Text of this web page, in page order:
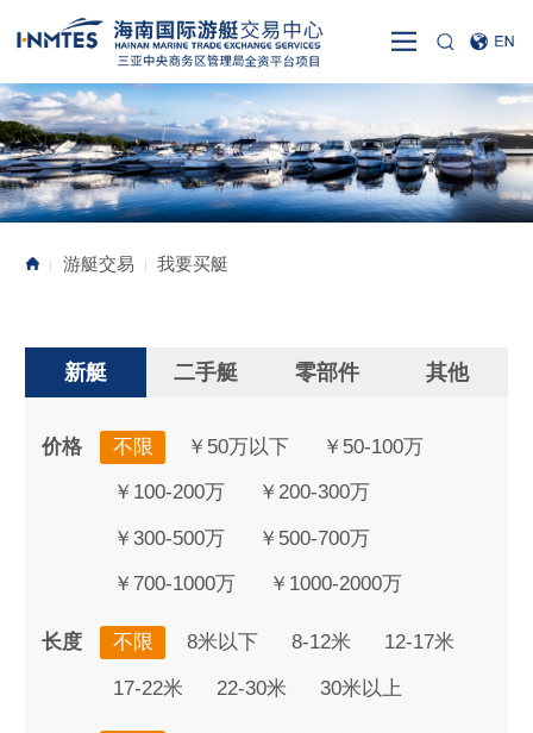
| 游艇交易 | 我要买艇
新艇 二手艇 零部件 其他
价格 不限 ￥50万以下 ￥50-100万
￥100-200万 ￥200-300万
￥300-500万 ￥500-700万
￥700-1000万 ￥1000-2000万
长度 不限 8米以下 8-12米 12-17米
17-22米 22-30米 30米以上